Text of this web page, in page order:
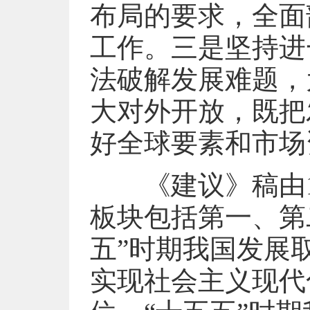
布局的要求，全
工作。三是坚持
法破解发展难题
大对外开放，既
好全球要素和市
《建议》稿由
板块包括第一、
五”时期我国发展
实现社会主义现